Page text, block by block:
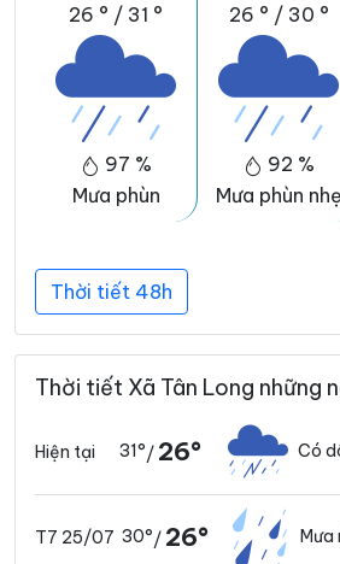
26 ° / 31 °
97 %
Mưa phùn
26 ° / 30 °
92 %
Mưa phùn nhẹ
Thời tiết 48h
Thời tiết Xã Tân Long những
Hiện tại 31°/ 26° Có
T7 25/07 30°/ 26° Mưa